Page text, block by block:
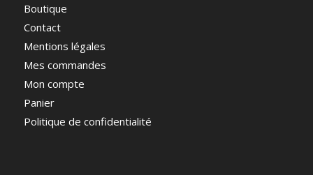
Boutique
Contact
Mentions légales
Mes commandes
Mon compte
Panier
Politique de confidentialité